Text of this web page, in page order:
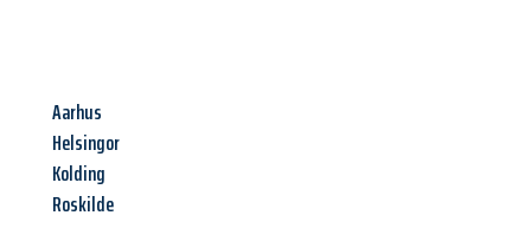
Aarhus
Helsingor
Kolding
Roskilde